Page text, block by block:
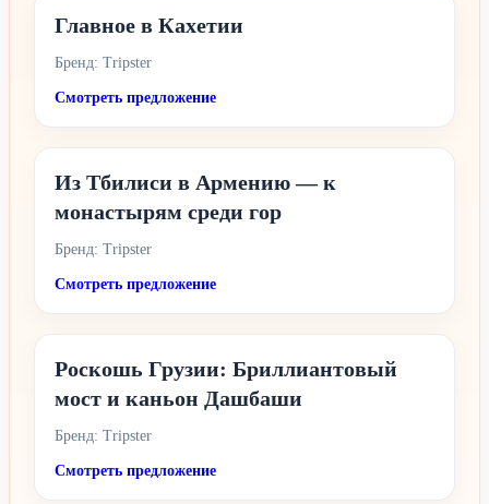
Главное в Кахетии
Бренд: Tripster
Смотреть предложение
Из Тбилиси в Армению — к
монастырям среди гор
Бренд: Tripster
Смотреть предложение
Роскошь Грузии: Бриллиантовый
мост и каньон Дашбаши
Бренд: Tripster
Смотреть предложение